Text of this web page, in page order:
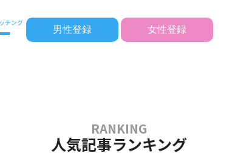
男性登録 女性登録
人気記事ランキング